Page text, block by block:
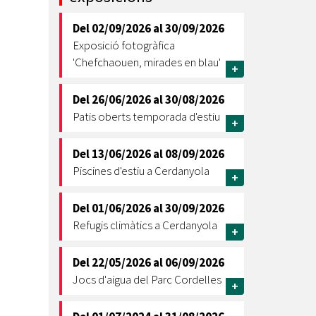
Ètica i Integritat
Retiment de Comptes
Accés a Informació Pública
Dades Obertes
Catàleg de Serveis i Tràmits
Equipaments
Mercats Municipals
Webs Municipals
Del02/09/2026al30/09/2026
Exposició fotogràfica
'Chefchaouen, mirades en blau'
+
Del26/06/2026al30/08/2026
Patis oberts temporada d'estiu
+
Del13/06/2026al08/09/2026
Piscines d'estiu a Cerdanyola
+
Del01/06/2026al30/09/2026
Refugis climàtics a Cerdanyola
+
Del22/05/2026al06/09/2026
Jocs d'aigua del Parc Cordelles
+